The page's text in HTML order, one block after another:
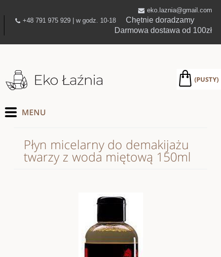
eko.laznia@gmail.com
+48 791 975 929 | w godz. 10-18 Chętnie doradzamy
Darmowa dostawa od 100zł
(PUSTY)
Płyn micelarny do demakijażu
twarzy z woda miętową 150ml